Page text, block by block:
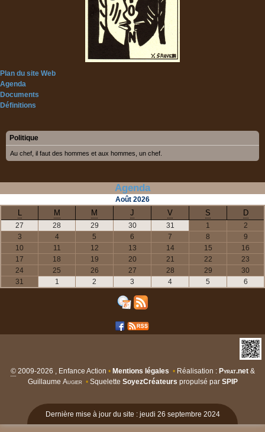
Plan du site Web
Agenda
Documents
Définitions
Politique
Au chef, il faut des hommes et aux hommes, un chef.
Agenda
Août 2026
L M M J V S D
27 28 29 30 31 1
2
3
4 5 6 7 8
9
10
11 12 13 14 15
16
17
18 19 20 21 22
23
24
25 26 27 28 29
30
31
1 2 3 4 5 6
©2009-2026 , Enfance Action • Mentions légales • Réalisation : Pyrat.net&
Guillaume Augier •Squelette SoyezCréateurs propulsé par SPIP
Dernière mise à jour du site : jeudi 26 septembre 2024